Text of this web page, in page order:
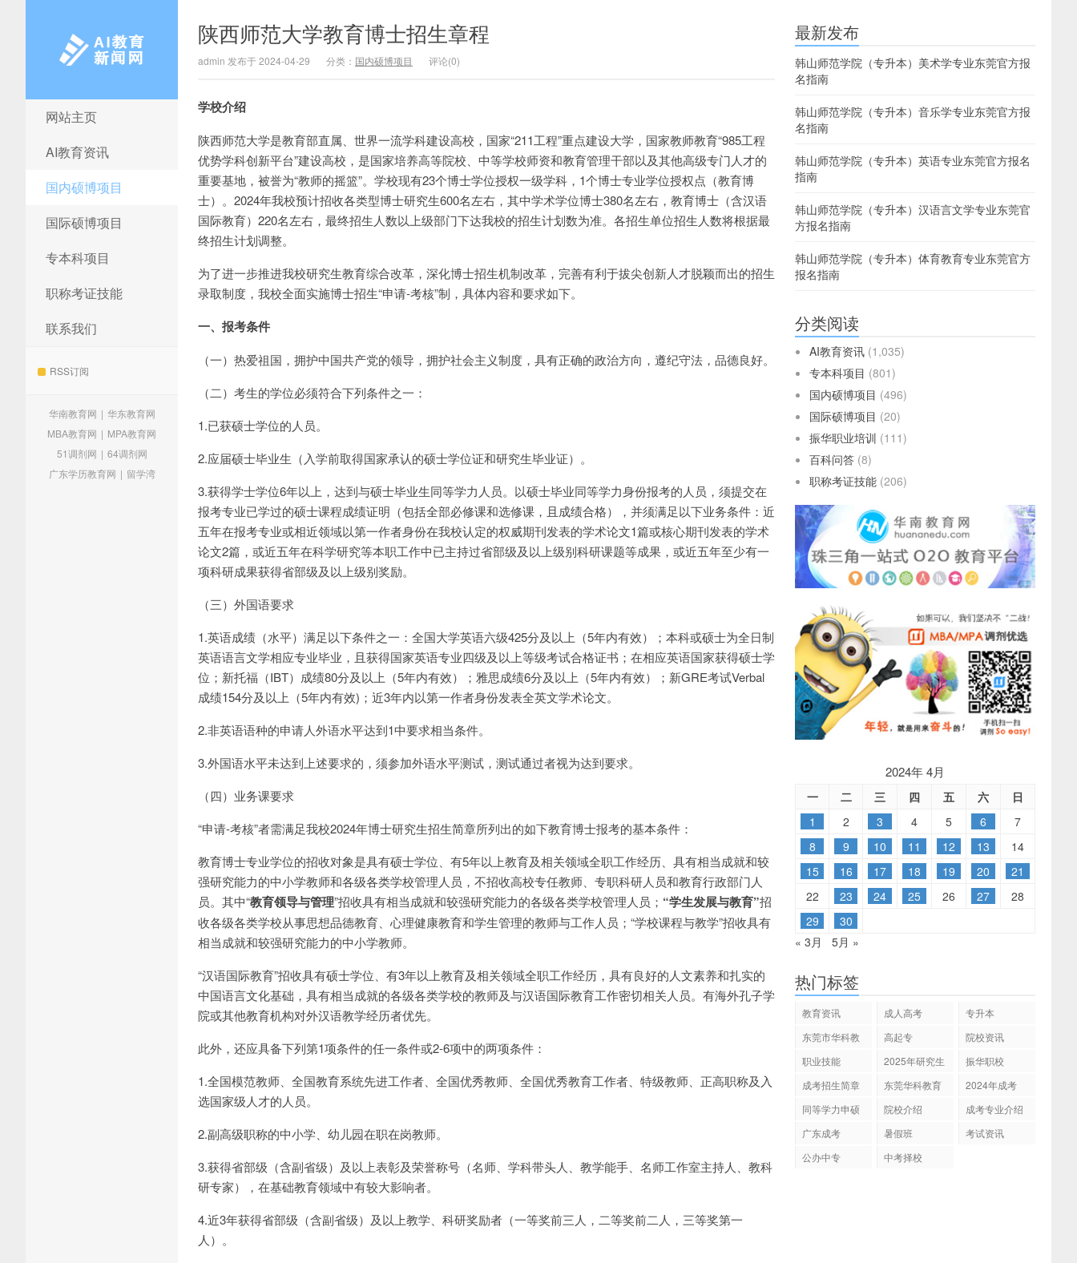
AI教育新闻网
网站主页
AI教育资讯
国内硕博项目
国际硕博项目
专本科项目
职称考证技能
联系我们
RSS订阅
华南教育网 | 华东教育网
MBA教育网 | MPA教育网
51调剂网 | 64调剂网
广东学历教育网 | 留学湾
陕西师范大学教育博士招生章程
admin 发布于 2024-04-29 分类： 国内硕博项目 评论(0)
学校介绍
陕西师范大学是教育部直属、世界一流学科建设高校，国家“211工程”重点建设大学，国家教师教育“985工程
优势学科创新平台”建设高校，是国家培养高等院校、中等学校师资和教育管理干部以及其他高级专门人才的
重要基地，被誉为“教师的摇篮”。学校现有23个博士学位授权一级学科，1个博士专业学位授权点（教育博
士）。2024年我校预计招收各类型博士研究生600名左右，其中学术学位博士380名左右，教育博士（含汉语
国际教育）220名左右，最终招生人数以上级部门下达我校的招生计划数为准。各招生单位招生人数将根据最
终招生计划调整。
为了进一步推进我校研究生教育综合改革，深化博士招生机制改革，完善有利于拔尖创新人才脱颖而出的招生
录取制度，我校全面实施博士招生“申请-考核”制，具体内容和要求如下。
一、报考条件
（一）热爱祖国，拥护中国共产党的领导，拥护社会主义制度，具有正确的政治方向，遵纪守法，品德良好。
（二）考生的学位必须符合下列条件之一：
1.已获硕士学位的人员。
2.应届硕士毕业生（入学前取得国家承认的硕士学位证和研究生毕业证）。
3.获得学士学位6年以上，达到与硕士毕业生同等学力人员。以硕士毕业同等学力身份报考的人员，须提交在
报考专业已学过的硕士课程成绩证明（包括全部必修课和选修课，且成绩合格），并须满足以下业务条件：近
五年在报考专业或相近领域以第一作者身份在我校认定的权威期刊发表的学术论文1篇或核心期刊发表的学术
论文2篇，或近五年在科学研究等本职工作中已主持过省部级及以上级别科研课题等成果，或近五年至少有一
项科研成果获得省部级及以上级别奖励。
（三）外国语要求
1.英语成绩（水平）满足以下条件之一：全国大学英语六级425分及以上（5年内有效）；本科或硕士为全日制
英语语言文学相应专业毕业，且获得国家英语专业四级及以上等级考试合格证书；在相应英语国家获得硕士学
位；新托福（IBT）成绩80分及以上（5年内有效）；雅思成绩6分及以上（5年内有效）；新GRE考试Verbal
成绩154分及以上（5年内有效)；近3年内以第一作者身份发表全英文学术论文。
2.非英语语种的申请人外语水平达到1中要求相当条件。
3.外国语水平未达到上述要求的，须参加外语水平测试，测试通过者视为达到要求。
（四）业务课要求
“申请-考核”者需满足我校2024年博士研究生招生简章所列出的如下教育博士报考的基本条件：
教育博士专业学位的招收对象是具有硕士学位、有5年以上教育及相关领域全职工作经历、具有相当成就和较
强研究能力的中小学教师和各级各类学校管理人员，不招收高校专任教师、专职科研人员和教育行政部门人
员。其中“教育领导与管理”招收具有相当成就和较强研究能力的各级各类学校管理人员； “学生发展与教育”招
收各级各类学校从事思想品德教育、心理健康教育和学生管理的教师与工作人员；“学校课程与教学”招收具有
相当成就和较强研究能力的中小学教师。
“汉语国际教育”招收具有硕士学位、有3年以上教育及相关领域全职工作经历，具有良好的人文素养和扎实的
中国语言文化基础，具有相当成就的各级各类学校的教师及与汉语国际教育工作密切相关人员。有海外孔子学
院或其他教育机构对外汉语教学经历者优先。
此外，还应具备下列第1项条件的任一条件或2-6项中的两项条件：
1.全国模范教师、全国教育系统先进工作者、全国优秀教师、全国优秀教育工作者、特级教师、正高职称及入
选国家级人才的人员。
2.副高级职称的中小学、幼儿园在职在岗教师。
3.获得省部级（含副省级）及以上表彰及荣誉称号（名师、学科带头人、教学能手、名师工作室主持人、教科
研专家），在基础教育领域中有较大影响者。
4.近3年获得省部级（含副省级）及以上教学、科研奖励者（一等奖前三人，二等奖前二人，三等奖第一
人）。
最新发布
韩山师范学院（专升本）美术学专业东莞官方报
名指南
韩山师范学院（专升本）音乐学专业东莞官方报
名指南
韩山师范学院（专升本）英语专业东莞官方报名
指南
韩山师范学院（专升本）汉语言文学专业东莞官
方报名指南
韩山师范学院（专升本）体育教育专业东莞官方
报名指南
分类阅读
AI教育资讯 (1,035)
专本科项目 (801)
国内硕博项目 (496)
国际硕博项目 (20)
振华职业培训 (111)
百科问答 (8)
职称考证技能 (206)
2024年 4月
一 二 三 四 五 六
日
1
2 3 4 5 6
7
8
9 10 11 12 13
14
15
16 17 18 19 20
21
22
23 24 25 26 27
28
29
30
« 3月
5月 »
热门标签
教育资讯 成人高考
专升本
东莞市华科教
高起专
院校资讯
职业技能
2025年研究生
振华职校
成考招生简章
东莞华科教育
2024年成考
同等学力申硕
院校介绍
成考专业介绍
广东成考
暑假班
考试资讯
公办中专
中考择校